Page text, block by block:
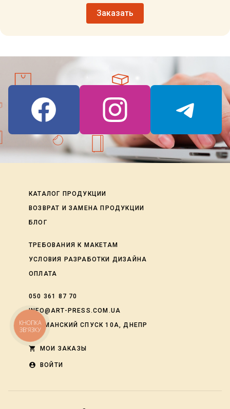
Заказать
КАТАЛОГ ПРОДУКЦИИ
ВОЗВРАТ И ЗАМЕНА ПРОДУКЦИИ
БЛОГ
ТРЕБОВАНИЯ К МАКЕТАМ
УСЛОВИЯ РАЗРАБОТКИ ДИЗАЙНА
ОПЛАТА
050 361 87 70
INFO@ART-PRESS.COM.UA
ЛОЦМАНСКИЙ СПУСК 10А, ДНЕПР
shopping_cart МОИ ЗАКАЗЫ
account_circle ВОЙТИ
КНОПКА
ЗВ'ЯЗКУ